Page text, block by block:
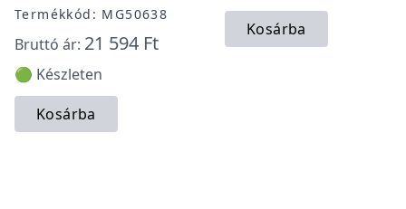
Termékkód: MG50638
Bruttó ár: 21 594 Ft
🟢 Készleten
Kosárba
Kosárba